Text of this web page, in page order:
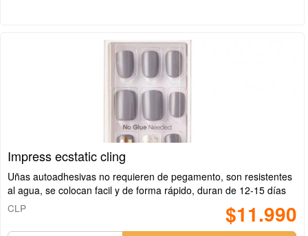
Impress ecstatic cling
Uñas autoadhesivas no requieren de pegamento, son resistentes
al agua, se colocan facil y de forma rápido, duran de 12-15 días
$11.990
CLP